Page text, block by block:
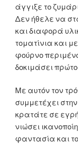
άγγιξε το
Δεν ήθελε να
και διαφορά
τοματίνια και
φούρνο
δοκιμάσει
Με αυτόν τον
συμμετέχει
κρατάτε σε
νιώσει
φαντασία και